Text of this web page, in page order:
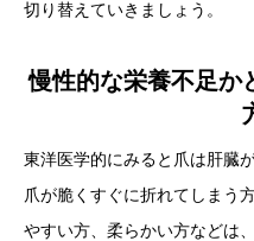
切り替えていきましょう。
慢性的な栄養不足か
東洋医学的にみると爪は肝臓
爪が脆くすぐに折れてしまう
やすい方、柔らかい方などは、